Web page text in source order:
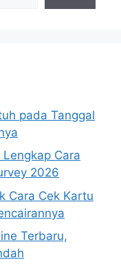
pada Tanggal
Lengkap Cara
2026
Cara Cek Kartu
Terbaru,